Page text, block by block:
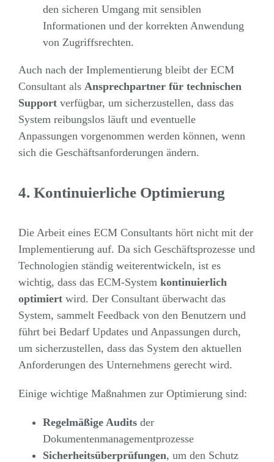
den sicheren Umgang mit sensiblen
Informationen und der korrekten Anwendung
von Zugriffsrechten.
Auch nach der Implementierung bleibt der ECM
Consultant als Ansprechpartner für technischen
Supportverfügbar, um sicherzustellen, dass das
System reibungslos läuft und eventuelle
Anpassungen vorgenommen werden können, wenn
sich die Geschäftsanforderungen ändern.
4. Kontinuierliche Optimierung
Die Arbeit eines ECM Consultants hört nicht mit der
Implementierung auf. Da sich Geschäftsprozesse und
Technologien ständig weiterentwickeln, ist es
wichtig, dass das ECM-System kontinuierlich
optimiertwird. Der Consultant überwacht das
System, sammelt Feedback von den Benutzern und
führt bei Bedarf Updates und Anpassungen durch,
um sicherzustellen, dass das System den aktuellen
Anforderungen des Unternehmens gerecht wird.
Einige wichtige Maßnahmen zur Optimierung sind:
Regelmäßige Auditsder
Dokumentenmanagementprozesse
Sicherheitsüberprüfungen, um den Schutz